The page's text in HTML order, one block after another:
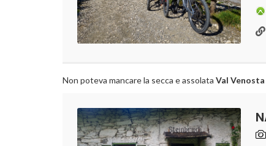
Non poteva mancare la secca e assolata Val Venosta